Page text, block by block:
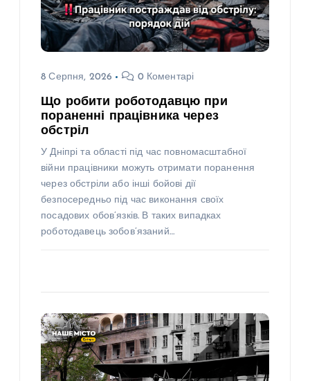
8 Серпня, 2026 0 Коментарі
Що робити роботодавцю при
пораненні працівника через
обстріл
У Дніпрі та області під час повномасштабної
війни працівники можуть отримати поранення
через обстріли або інші бойові дії
безпосередньо під час виконання своїх
посадових обов’язків. В таких випадках
роботодавець зобов’язаний…